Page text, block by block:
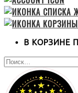
В КОРЗИНЕ